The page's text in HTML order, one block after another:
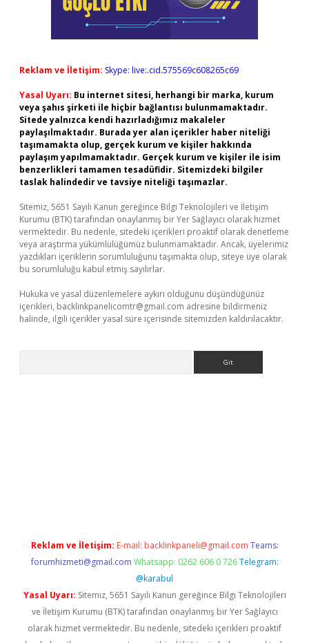
Reklam ve İletişim: Skype: live:.cid.575569c608265c69
Yasal Uyarı: Bu internet sitesi, herhangi bir marka, kurum
veya şahıs şirketi ile hiçbir bağlantısı bulunmamaktadır.
Sitede yalnızca kendi hazırladığımız makaleler
paylaşılmaktadır. Burada yer alan içerikler haber niteliği
taşımamakta olup, gerçek kurum ve kişiler hakkında
paylaşım yapılmamaktadır. Gerçek kurum ve kişiler ile isim
benzerlikleri tamamen tesadüfidir. Sitemizdeki bilgiler
taslak halindedir ve tavsiye niteliği taşımazlar.
Sitemiz, 5651 Sayılı Kanun gereğince Bilgi Teknolojileri ve İletişim
Kurumu (BTK) tarafından onaylanmış bir Yer Sağlayıcı olarak hizmet
vermektedir. Bu nedenle, sitedeki içerikleri proaktif olarak denetleme
veya araştırma yükümlülüğümüz bulunmamaktadır. Ancak, üyelerimiz
yazdıkları içeriklerin sorumluluğunu taşımakta olup, siteye üye olarak
bu sorumluluğu kabul etmiş sayılırlar.
Hukuka ve yasal düzenlemelere aykırı olduğunu düşündüğünüz
içerikleri, backlinkpanelicomtr@gmail.com adresine bildirmeniz
halinde, ilgili içerikler yasal süre içerisinde sitemizden kaldırılacaktır.
Reklam ve İletişim: E-mail: backlinkpaneli@gmail.com Teams:
forumhizmeti@gmail.com Whatsapp: 0262 606 0 726 Telegram:
@karabul
Yasal Uyarı: Sitemiz, 5651 Sayılı Kanun gereğince Bilgi Teknolojileri
ve İletişim Kurumu (BTK) tarafından onaylanmış bir Yer Sağlayıcı
olarak hizmet vermektedir. Bu nedenle, sitedeki içerikleri proaktif